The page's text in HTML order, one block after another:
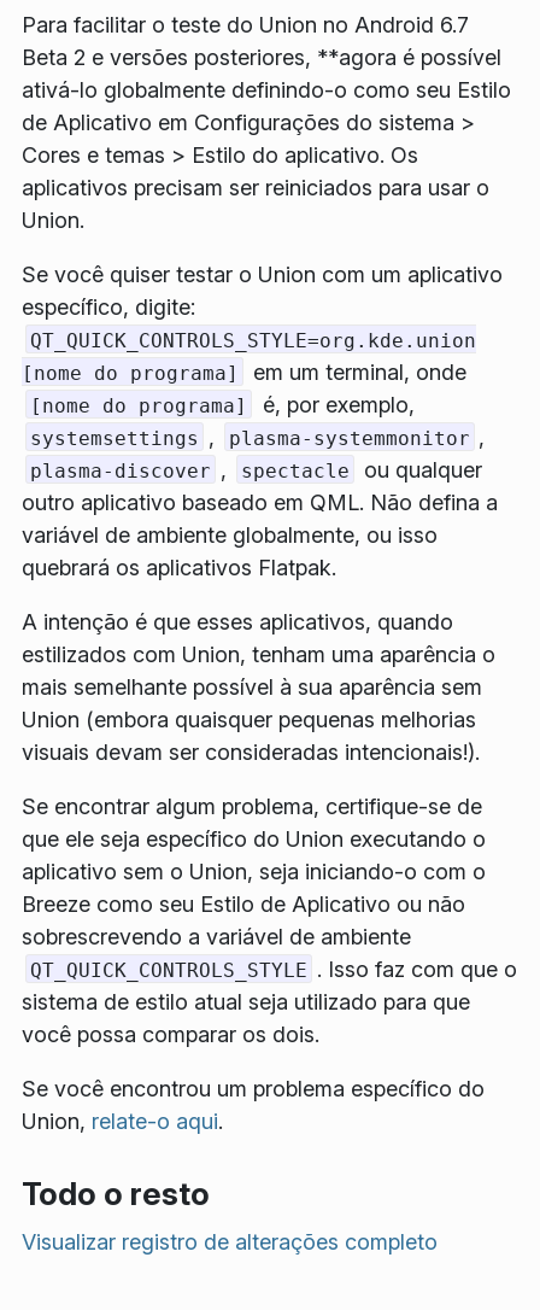
Para facilitar o teste do Union no Android 6.7
Beta 2 e versões posteriores, **agora é possível
ativá-lo globalmente definindo-o como seu Estilo
de Aplicativo em Configurações do sistema >
Cores e temas > Estilo do aplicativo. Os
aplicativos precisam ser reiniciados para usar o
Union.
Se você quiser testar o Union com um aplicativo
específico, digite:
QT_QUICK_CONTROLS_STYLE=org.kde.union
[nome do programa]
em um terminal, onde
[nome do programa] é, por exemplo,
systemsettings , plasma-systemmonitor ,
plasma-discover , spectacle
ou qualquer
outro aplicativo baseado em QML. Não defina a
variável de ambiente globalmente, ou isso
quebrará os aplicativos Flatpak.
A intenção é que esses aplicativos, quando
estilizados com Union, tenham uma aparência o
mais semelhante possível à sua aparência sem
Union (embora quaisquer pequenas melhorias
visuais devam ser consideradas intencionais!).
Se encontrar algum problema, certifique-se de
que ele seja específico do Union executando o
aplicativo sem o Union, seja iniciando-o com o
Breeze como seu Estilo de Aplicativo ou não
sobrescrevendo a variável de ambiente
QT_QUICK_CONTROLS_STYLE . Isso faz com que o
sistema de estilo atual seja utilizado para que
você possa comparar os dois.
Se você encontrou um problema específico do
Union, relate-o aqui.
Todo o resto
Visualizar registro de alterações completo